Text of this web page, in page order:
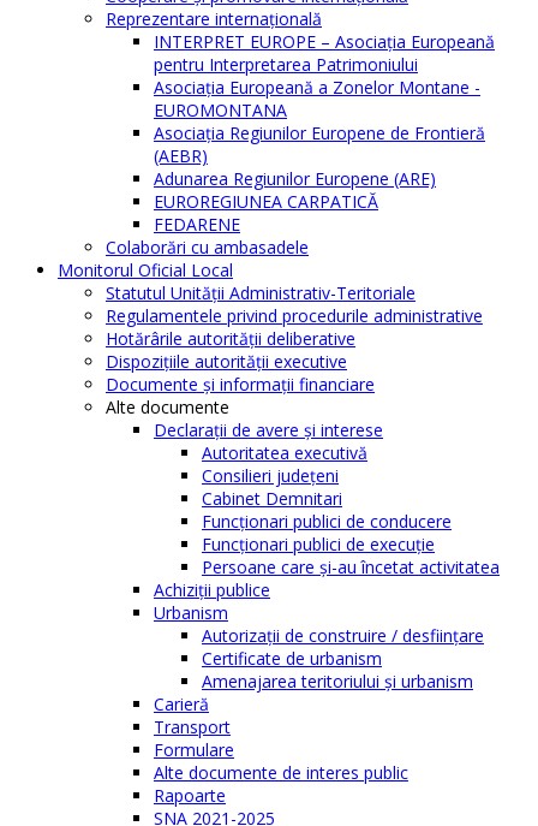
Reprezentare internaţională
INTERPRET EUROPE – Asociația Europeană
pentru Interpretarea Patrimoniului
Asociația Europeană a Zonelor Montane -
EUROMONTANA
Asociația Regiunilor Europene de Frontieră
(AEBR)
Adunarea Regiunilor Europene (ARE)
EUROREGIUNEA CARPATICĂ
FEDARENE
Colaborări cu ambasadele
Monitorul Oficial Local
Statutul Unităţii Administrativ-Teritoriale
Regulamentele privind procedurile administrative
Hotărârile autorităţii deliberative
Dispoziţiile autorităţii executive
Documente şi informaţii financiare
Alte documente
Declaraţii de avere şi interese
Autoritatea executivă
Consilieri judeţeni
Cabinet Demnitari
Funcţionari publici de conducere
Funcționari publici de execuție
Persoane care şi-au încetat activitatea
Achiziţii publice
Urbanism
Autorizații de construire / desființare
Certificate de urbanism
Amenajarea teritoriului şi urbanism
Carieră
Transport
Formulare
Alte documente de interes public
Rapoarte
SNA 2021-2025